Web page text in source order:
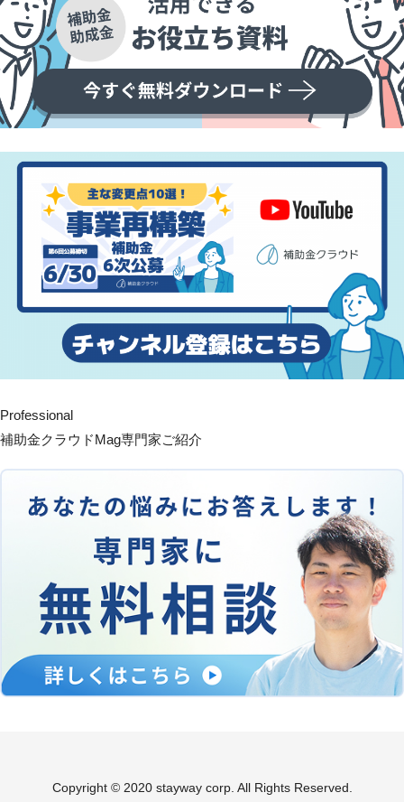
Professional
補助金クラウドMag専門家ご紹介
Copyright © 2020 stayway corp. All Rights Reserved.